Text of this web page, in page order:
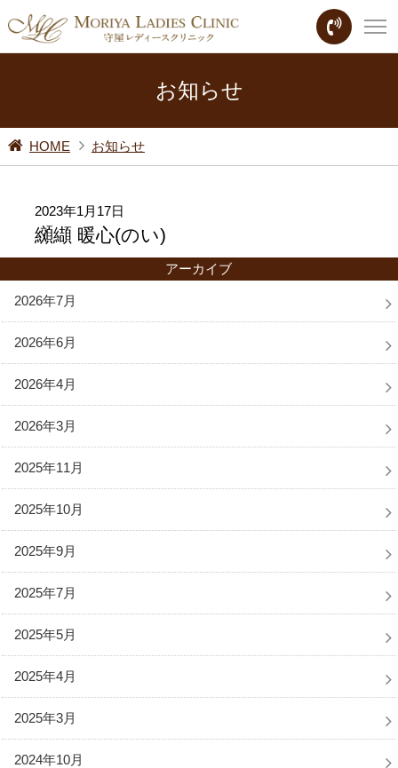
お知らせ
HOME お知らせ
2023年1月17日
纐纈 暖心(のい)
アーカイブ
2026年7月
2026年6月
2026年4月
2026年3月
2025年11月
2025年10月
2025年9月
2025年7月
2025年5月
2025年4月
2025年3月
2024年10月